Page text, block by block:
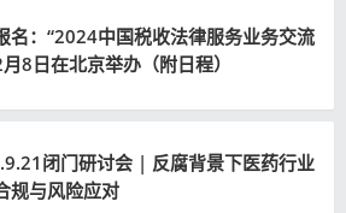
名：“2024中国税收法律服务业务交流
8日在北京举办（附日程）
闭门研讨会 | 反腐背景下医药行业
规与风险应对